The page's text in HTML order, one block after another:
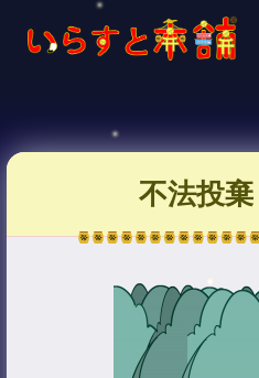
不法投棄